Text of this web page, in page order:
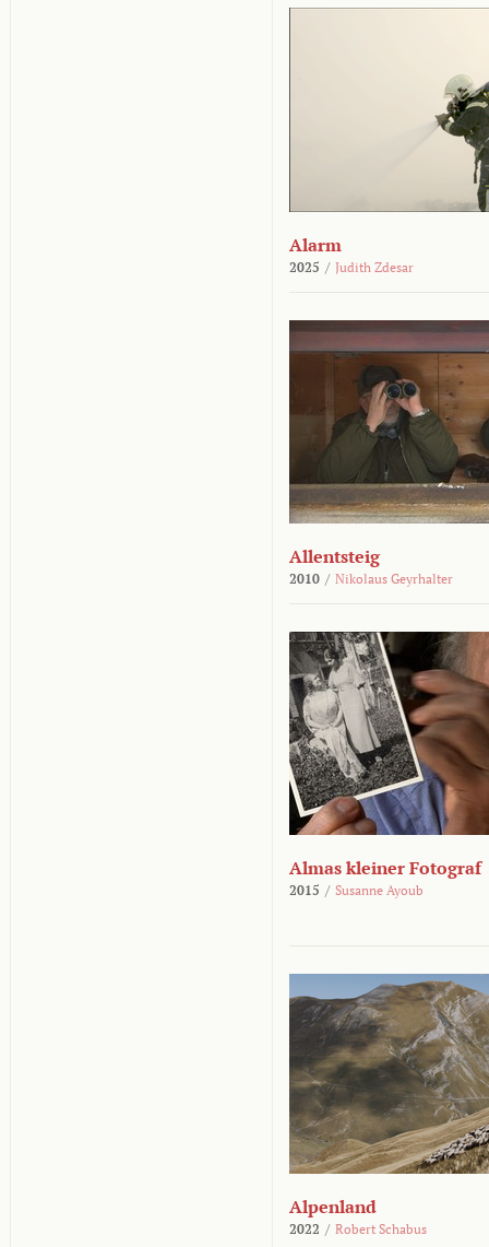
Alarm
2025 / Judith Zdesar
Allentsteig
2010 / Nikolaus Geyrhalter
Almas kleiner Fotograf
2015 / Susanne Ayoub
Alpenland
2022 / Robert Schabus